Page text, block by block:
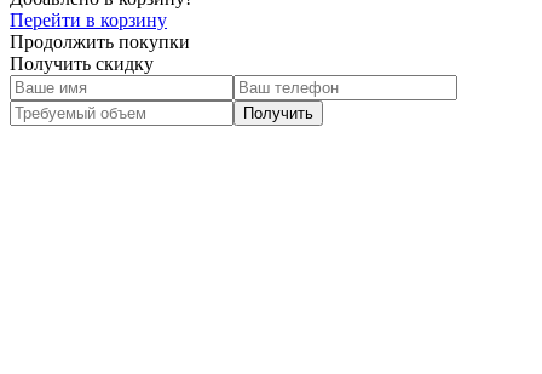
Перейти в корзину
Продолжить покупки
Получить скидку